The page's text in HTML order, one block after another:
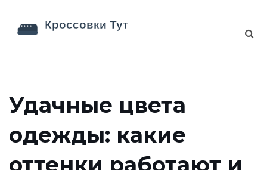
Удачные цвета
одежды: какие
оттенки работают и